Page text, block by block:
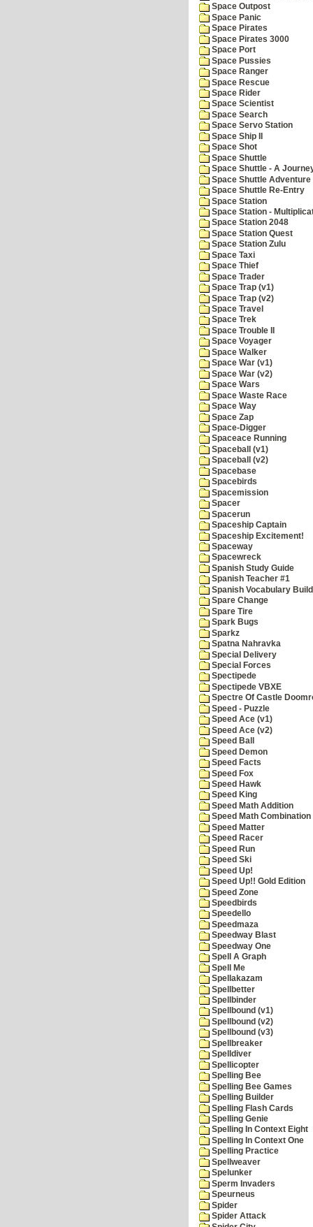
Space Outpost
Space Panic
Space Pirates
Space Pirates 3000
Space Port
Space Pussies
Space Ranger
Space Rescue
Space Rider
Space Scientist
Space Search
Space Servo Station
Space Ship II
Space Shot
Space Shuttle
Space Shuttle - A
Space Shuttle Adventure
Space Shuttle Re-Entry
Space Station
Space Station -
Space Station 2048
Space Station Quest
Space Station Zulu
Space Taxi
Space Thief
Space Trader
Space Trap (v1)
Space Trap (v2)
Space Travel
Space Trek
Space Trouble II
Space Voyager
Space Walker
Space War (v1)
Space War (v2)
Space Wars
Space Waste Race
Space Way
Space Zap
Space-Digger
Spaceace Running
Spaceball (v1)
Spaceball (v2)
Spacebase
Spacebirds
Spacemission
Spacer
Spacerun
Spaceship Captain
Spaceship Excitement!
Spaceway
Spacewreck
Spanish Study Guide
Spanish Teacher #1
Spanish Vocabulary
Spare Change
Spare Tire
Spark Bugs
Sparkz
Spatna Nahravka
Special Delivery
Special Forces
Spectipede
Spectipede VBXE
Spectre Of Castle
Speed - Puzzle
Speed Ace (v1)
Speed Ace (v2)
Speed Ball
Speed Demon
Speed Facts
Speed Fox
Speed Hawk
Speed King
Speed Math Addition
Speed Math Combination
Speed Matter
Speed Racer
Speed Run
Speed Ski
Speed Up!
Speed Up!! Gold Edition
Speed Zone
Speedbirds
Speedello
Speedmaza
Speedway Blast
Speedway One
Spell A Graph
Spell Me
Spellakazam
Spellbetter
Spellbinder
Spellbound (v1)
Spellbound (v2)
Spellbound (v3)
Spellbreaker
Spelldiver
Spellicopter
Spelling Bee
Spelling Bee Games
Spelling Builder
Spelling Flash Cards
Spelling Genie
Spelling In Context Eight
Spelling In Context One
Spelling Practice
Spellweaver
Spelunker
Sperm Invaders
Speurneus
Spider
Spider Attack